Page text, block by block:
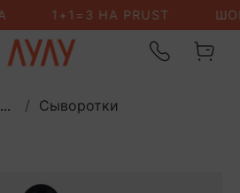
... Сыворотки